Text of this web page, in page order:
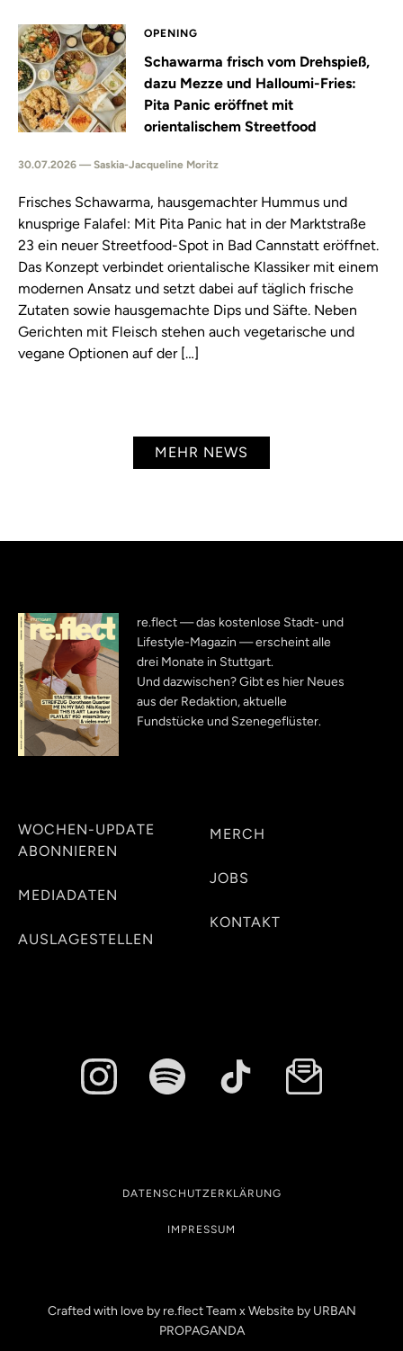
OPENING
Schawarma frisch vom Drehspieß,
dazu Mezze und Halloumi-Fries:
Pita Panic eröffnet mit
orientalischem Streetfood
30.07.2026 — Saskia-Jacqueline Moritz
Frisches Schawarma, hausgemachter Hummus und
knusprige Falafel: Mit Pita Panic hat in der Marktstraße
23 ein neuer Streetfood-Spot in Bad Cannstatt eröffnet.
Das Konzept verbindet orientalische Klassiker mit einem
modernen Ansatz und setzt dabei auf täglich frische
Zutaten sowie hausgemachte Dips und Säfte. Neben
Gerichten mit Fleisch stehen auch vegetarische und
vegane Optionen auf der […]
MEHR NEWS
re.flect — das kostenlose Stadt- und
Lifestyle-Magazin — erscheint alle
drei Monate in Stuttgart.
Und dazwischen? Gibt es hier Neues
aus der Redaktion, aktuelle
Fundstücke und Szenegeflüster.
WOCHEN-UPDATE
ABONNIEREN
MEDIADATEN
AUSLAGESTELLEN
MERCH
JOBS
KONTAKT
DATENSCHUTZERKLÄRUNG
IMPRESSUM
Crafted with love by re.flect Team x Website by URBAN
PROPAGANDA